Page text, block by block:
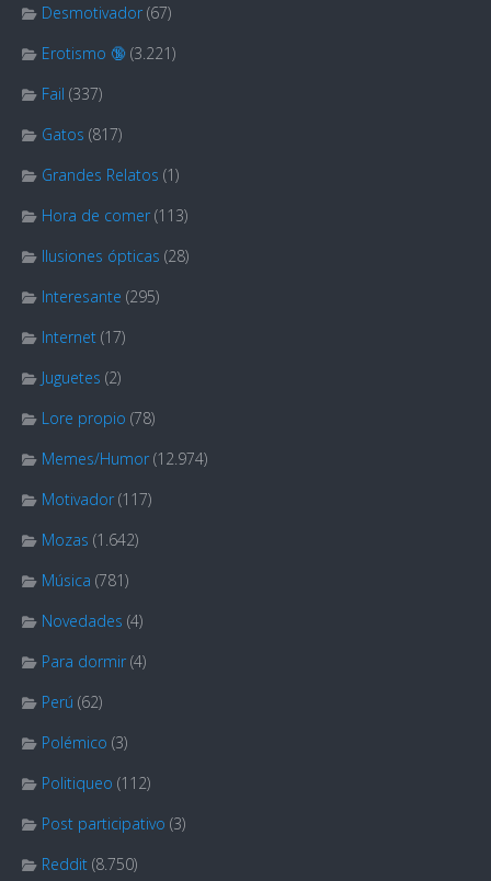
Desmotivador (67)
Erotismo 🔞 (3.221)
Fail (337)
Gatos (817)
Grandes Relatos (1)
Hora de comer (113)
Ilusiones ópticas (28)
Interesante (295)
Internet (17)
Juguetes (2)
Lore propio (78)
Memes/Humor (12.974)
Motivador (117)
Mozas (1.642)
Música (781)
Novedades (4)
Para dormir (4)
Perú (62)
Polémico (3)
Politiqueo (112)
Post participativo (3)
Reddit (8.750)